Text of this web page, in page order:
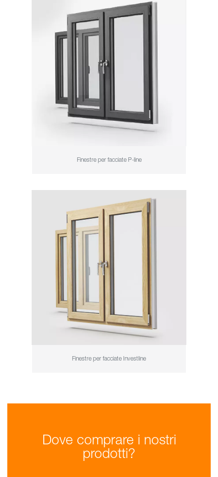
Finestre per facciate P-line
Finestre per facciate Investline
Dove comprare i nostri
prodotti?